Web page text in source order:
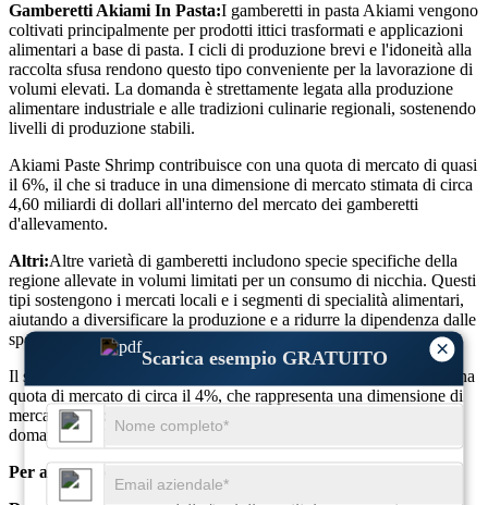
×
Scarica esempio GRATUITO
Gamberetti Akiami In Pasta:I gamberetti in pasta Akiami vengono
coltivati ​​principalmente per prodotti ittici trasformati e applicazioni
alimentari a base di pasta. I cicli di produzione brevi e l'idoneità alla
raccolta sfusa rendono questo tipo conveniente per la lavorazione di
volumi elevati. La domanda è strettamente legata alla produzione
alimentare industriale e alle tradizioni culinarie regionali, sostenendo
livelli di produzione stabili.
Akiami Paste Shrimp contribuisce con una quota di mercato di quasi
il 6%, il che si traduce in una dimensione di mercato stimata di circa
4,60 miliardi di dollari all'interno del mercato dei gamberetti
d'allevamento.
Altri:Altre varietà di gamberetti includono specie specifiche della
regione allevate in volumi limitati per un consumo di nicchia. Questi
tipi sostengono i mercati locali e i segmenti di specialità alimentari,
aiutando a diversificare la produzione e a ridurre la dipendenza dalle
specie dominanti.
Il segmento degli altri gamberetti rappresenta complessivamente una
quota di mercato di circa il 4%, che rappresenta una dimensione di
mercato di circa 3,07 miliardi di dollari, sostenuta da modelli di
domanda localizzati.
Per applicazione